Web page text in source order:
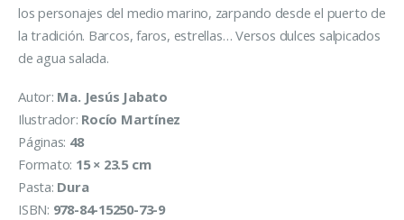
los personajes del medio marino, zarpando desde el puerto de
la tradición. Barcos, faros, estrellas… Versos dulces salpicados
de agua salada.
Autor: Ma. Jesús Jabato
Ilustrador: Rocío Martínez
Páginas: 48
Formato: 15 × 23.5 cm
Pasta: Dura
ISBN: 978-84-15250-73-9